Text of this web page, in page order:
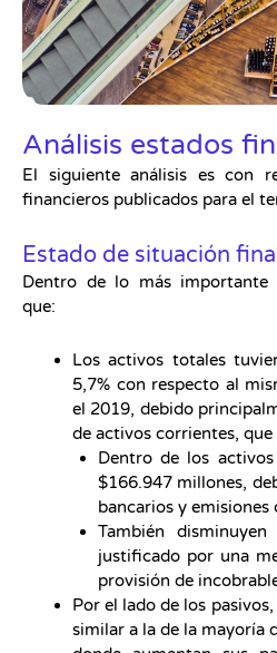
Análisis estados
El siguiente análisis es con
financieros publicados para el
Estado de situación
Dentro de lo más importante
que:
Los activos totales
5,7% con respecto al
el 2019, debido
de activos corrientes, que
Dentro de los
$166.947 millones,
bancarios y emisiones
También
justificado por una
provisión de
Por el lado de los
similar a la de la mayoría